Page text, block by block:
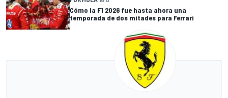
Cómo la F1 2026 fue hasta ahora una
temporada de dos mitades para Ferrari